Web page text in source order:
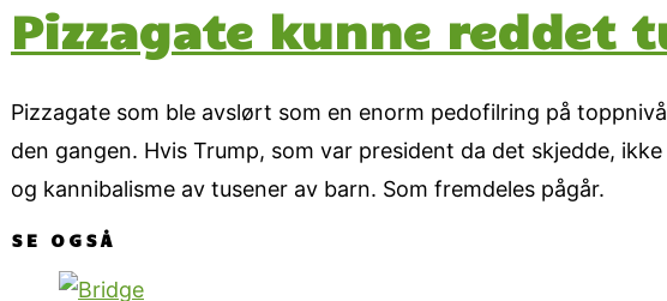
Pizzagate kunne reddet
Pizzagate som ble avslørt som en enorm pedofilring på
den gangen. Hvis Trump, som var president da det skjedde,
og kannibalisme av tusener av barn. Som fremdeles pågår.
SE OGSÅ